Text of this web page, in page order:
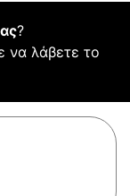
?
να λάβετε το